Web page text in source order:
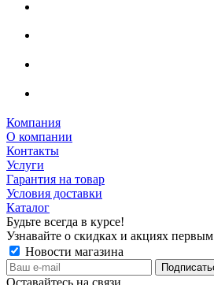
Компания
О компании
Контакты
Услуги
Гарантия на товар
Условия доставки
Каталог
Будьте всегда в курсе!
Узнавайте о скидках и акциях первым
Новости магазина
Оставайтесь на связи